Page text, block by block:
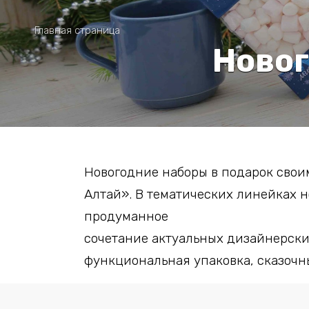
Главная страница
Новогодние наборы в подарок
Алтай». В тематических линейках
продуманное
сочетание актуальных
функциональная упаковка,